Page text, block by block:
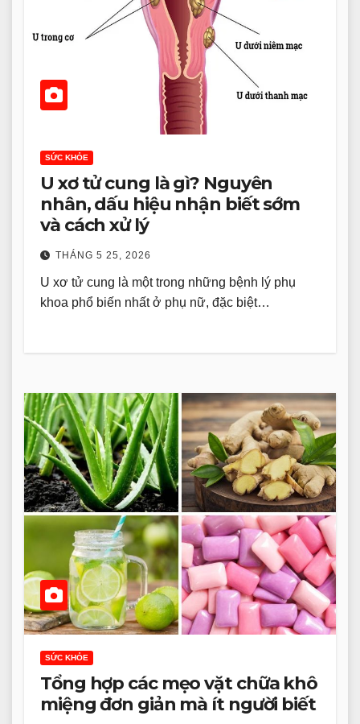
SỨC KHỎE
U xơ tử cung là gì? Nguyên
nhân, dấu hiệu nhận biết sớm
và cách xử lý
THÁNG 5 25, 2026
U xơ tử cung là một trong những bệnh lý phụ
khoa phổ biến nhất ở phụ nữ, đặc biệt…
SỨC KHỎE
Tổng hợp các mẹo vặt chữa khô
miệng đơn giản mà ít người biết